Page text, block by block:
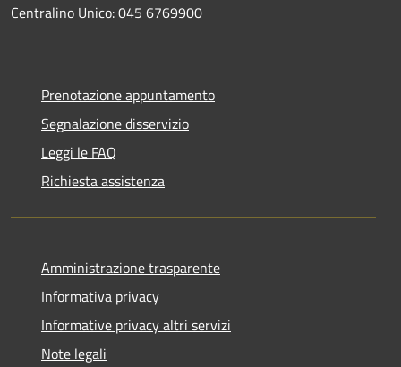
Centralino Unico: 045 6769900
Prenotazione appuntamento
Segnalazione disservizio
Leggi le FAQ
Richiesta assistenza
Amministrazione trasparente
Informativa privacy
Informative privacy altri servizi
Note legali